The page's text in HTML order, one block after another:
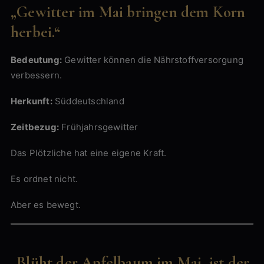
„Gewitter im Mai bringen dem Korn
herbei.“
Bedeutung: Gewitter können die Nährstoffversorgung
verbessern.
Herkunft:Süddeutschland
Zeitbezug: Frühjahrsgewitter
Das Plötzliche hat eine eigene Kraft.
Es ordnet nicht.
Aber es bewegt.